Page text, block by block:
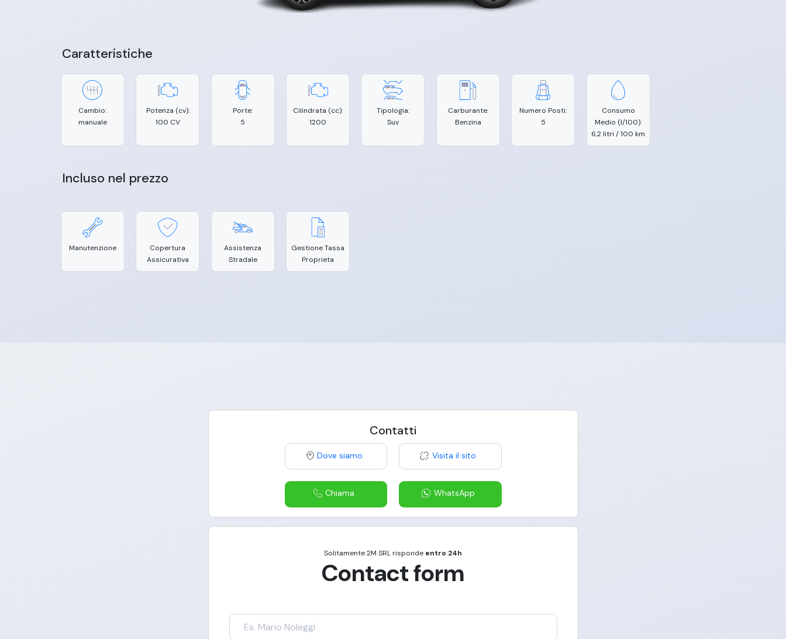
Caratteristiche
Cambio:
manuale
Potenza (cv):
100 CV
Porte:
5
Cilindrata (cc):
1200
Tipologia:
Suv
Carburante:
Benzina
Numero Posti:
5
Consumo
Medio (l/100):
6,2 litri / 100 km
Incluso nel prezzo
Manutenzione
Copertura
Assicurativa
Assistenza
Stradale
Gestione Tassa
Proprieta
Contatti
Dove siamo Visita il sito
Chiama WhatsApp
Solitamente2M SRLrisponde entro 24h
Contact form